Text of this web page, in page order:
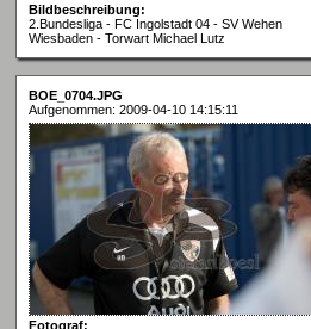
Bildbeschreibung:
2.Bundesliga - FC Ingolstadt 04 - SV Wehen
Wiesbaden - Torwart Michael Lutz
BOE_0704.JPG
Aufgenommen: 2009-04-10 14:15:11
Fotograf: